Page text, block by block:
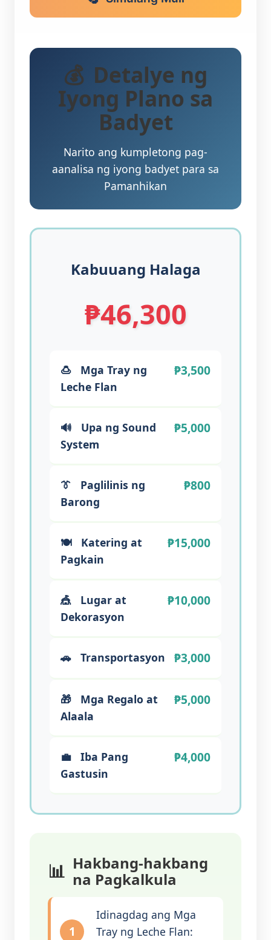
Detalye ng
Iyong Plano sa
Badyet
Narito ang kumpletong pag-
aanalisa ng iyong badyet para sa
Pamanhikan
Kabuuang Halaga
₱46,300
🍮
Mga Tray ng
Leche Flan
₱3,500
🔊
Upa ng Sound
System
₱5,000
👔
Paglilinis ng
Barong
₱800
🍽️
Katering at
Pagkain
₱15,000
🎪
Lugar at
Dekorasyon
₱10,000
🚗 Transportasyon ₱3,000
🎁
Mga Regalo at
Alaala
₱5,000
💼
Iba Pang
Gastusin
₱4,000
Hakbang-hakbang
na Pagkalkula
1
Idinagdag ang Mga
Tray ng Leche Flan: